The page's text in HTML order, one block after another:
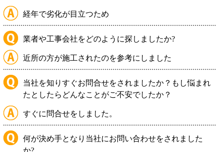
経年で劣化が目立つため
業者や工事会社をどのように探しましたか?
近所の方が施工されたのを参考にしました
当社を知りすぐお問合せをされましたか？もし悩まれ
たとしたらどんなことがご不安でしたか？
すぐに問合せをしました。
何が決め手となり当社にお問い合わせをされました
か?